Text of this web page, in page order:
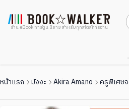
ร้าน eBook การ์ตูน นิยาย สำหรับทุกสไตล์การอ่าน
หน้าแรก มังงะ Akira Amano ครูพิเศษ